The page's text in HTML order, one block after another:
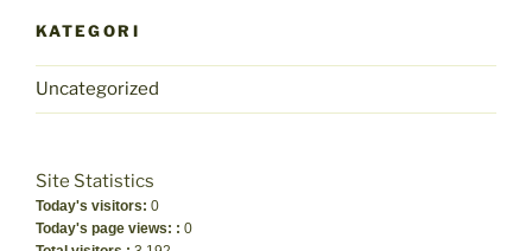
KATEGORI
Uncategorized
Site Statistics
Today's visitors: 0
Today's page views: : 0